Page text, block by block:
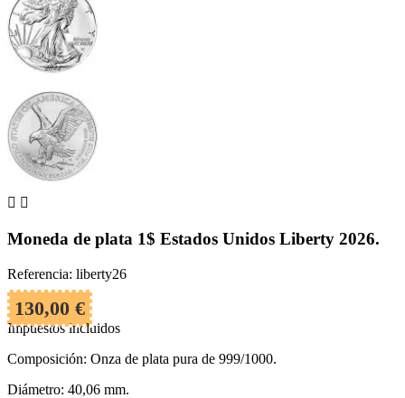
 
Moneda de plata 1$ Estados Unidos Liberty 2026.
Referencia: liberty26
130,00 €
Impuestos incluidos
Composición: Onza de plata pura de 999/1000.
Diámetro: 40,06 mm.